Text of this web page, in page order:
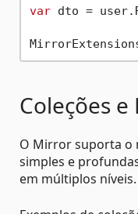
var dto =
Coleções
O Mirror suporta o
simples e
em múltiplos níveis.